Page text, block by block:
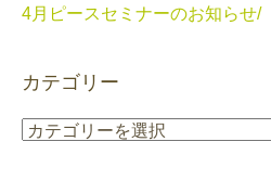
4月ピースセミナーのお知らせ/
カテゴリー
カ